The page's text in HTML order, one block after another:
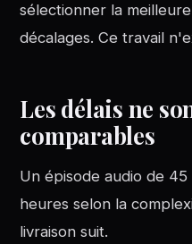
sélectionner la
décalages. Ce travail
Les délais ne
comparables
Un épisode audio de
heures selon la
livraison suit.